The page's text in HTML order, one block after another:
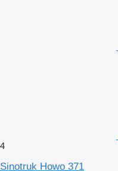
4
Sinotruk Howo 371